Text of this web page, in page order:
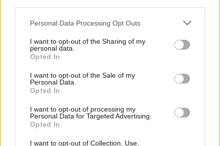
Please note that this website/app uses one or more Google
not limited to your visit or usage behaviour. You may click to
grant or deny consent to Google and its third-party tags to
use your data for below specified purposes in below Google
consent section.
Personal Data Processing Opt Outs
I want to opt-out of the Sharing of my
personal data.
Opted In
I want to opt-out of the Sale of my
Personal Data.
Opted In
I want to opt-out of processing my
Personal Data for Targeted Advertising.
Opted In
I want to opt-out of Collection, Use,
Κλείστε το ραντεβού σας on
line